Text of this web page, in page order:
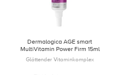
Dermalogica AGE smart
MultiVitamin Power Firm 15ml
Glättender Vitaminkomplex